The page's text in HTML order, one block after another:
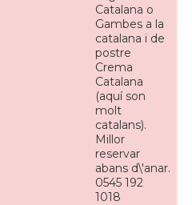
Catalana o
Gambes a la
catalana i de
postre
Crema
Catalana
(aquí son
molt
catalans).
Millor
reservar
abans d\'anar.
0545 192
1018